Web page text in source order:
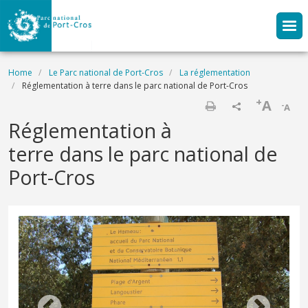
Skip to main content
Breadcrumb
Home Le Parc national de Port-Cros
La réglementation
Réglementation à terre dans le parc national de Port-Cros
-A
+A
Réglementation à
terre dans le parc national de
Port-Cros